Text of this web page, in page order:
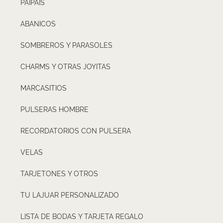
PAIPÁIS
ABANICOS
SOMBREROS Y PARASOLES
CHARMS Y OTRAS JOYITAS
MARCASITIOS
PULSERAS HOMBRE
RECORDATORIOS CON PULSERA
VELAS
TARJETONES Y OTROS
TU LAJUAR PERSONALIZADO
LISTA DE BODAS Y TARJETA REGALO